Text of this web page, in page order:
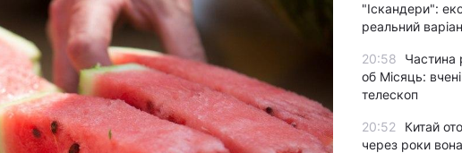
"Іскандери":
реальний
20:58
Частина
об Місяць:
телескоп
20:52
Китай
через роки